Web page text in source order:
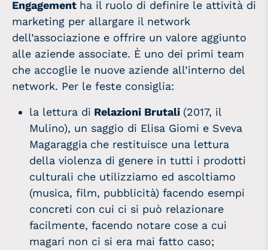
Engagement ha il ruolo di definire le attività di
marketing per allargare il network
dell’associazione e offrire un valore aggiunto
alle aziende associate. È uno dei primi team
che accoglie le nuove aziende all’interno del
network. Per le feste consiglia:
la lettura di Relazioni Brutali (2017, il
Mulino), un saggio di Elisa Giomi e Sveva
Magaraggia che restituisce una lettura
della violenza di genere in tutti i prodotti
culturali che utilizziamo ed ascoltiamo
(musica, film, pubblicità) facendo esempi
concreti con cui ci si può relazionare
facilmente, facendo notare cose a cui
magari non ci si era mai fatto caso;